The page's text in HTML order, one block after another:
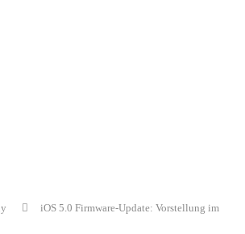
iOS 5.0 Firmware-Update: Vorstellung im